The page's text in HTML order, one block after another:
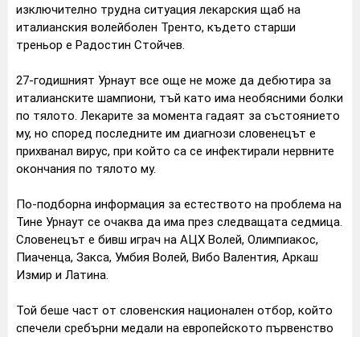
изключително трудна ситуация лекарския щаб на
италианския волейболен Тренто, където старши
треньор е Радостин Стойчев.
27-годишният Урнаут все още не може да дебютира за
италианските шампиони, тъй като има необясними болки
по тялото. Лекарите за момента гадаят за състоянието
му, но според последните им диагнози словенецът е
прихванал вирус, при който са се инфектирали нервните
окончания по тялото му.
По-подборна информация за естеството на проблема на
Тине Урнаут се очаква да има през следващата седмица.
Словенецът е бивш играч на АЦХ Волей, Олимпиакос,
Пиаченца, Закса, Умбия Волей, Вибо Валентия, Аркаш
Измир и Латина.
Той беше част от словенския национален отбор, който
спечели сребърни медали на европейското първенство